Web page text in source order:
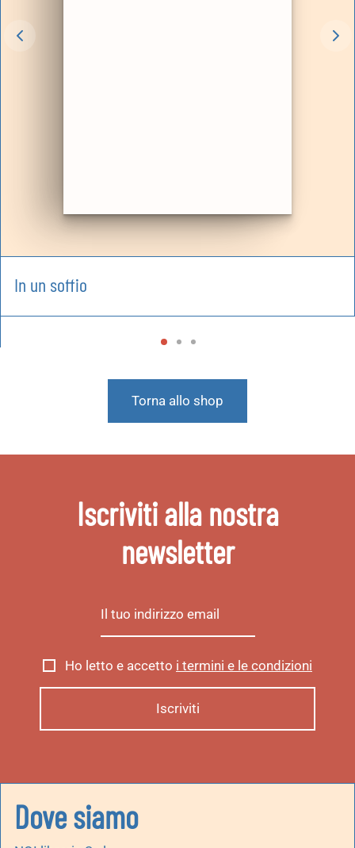
In un soffio
Torna allo shop
Iscriviti alla nostra
newsletter
Ho letto e accetto i termini e le condizioni
Dove siamo